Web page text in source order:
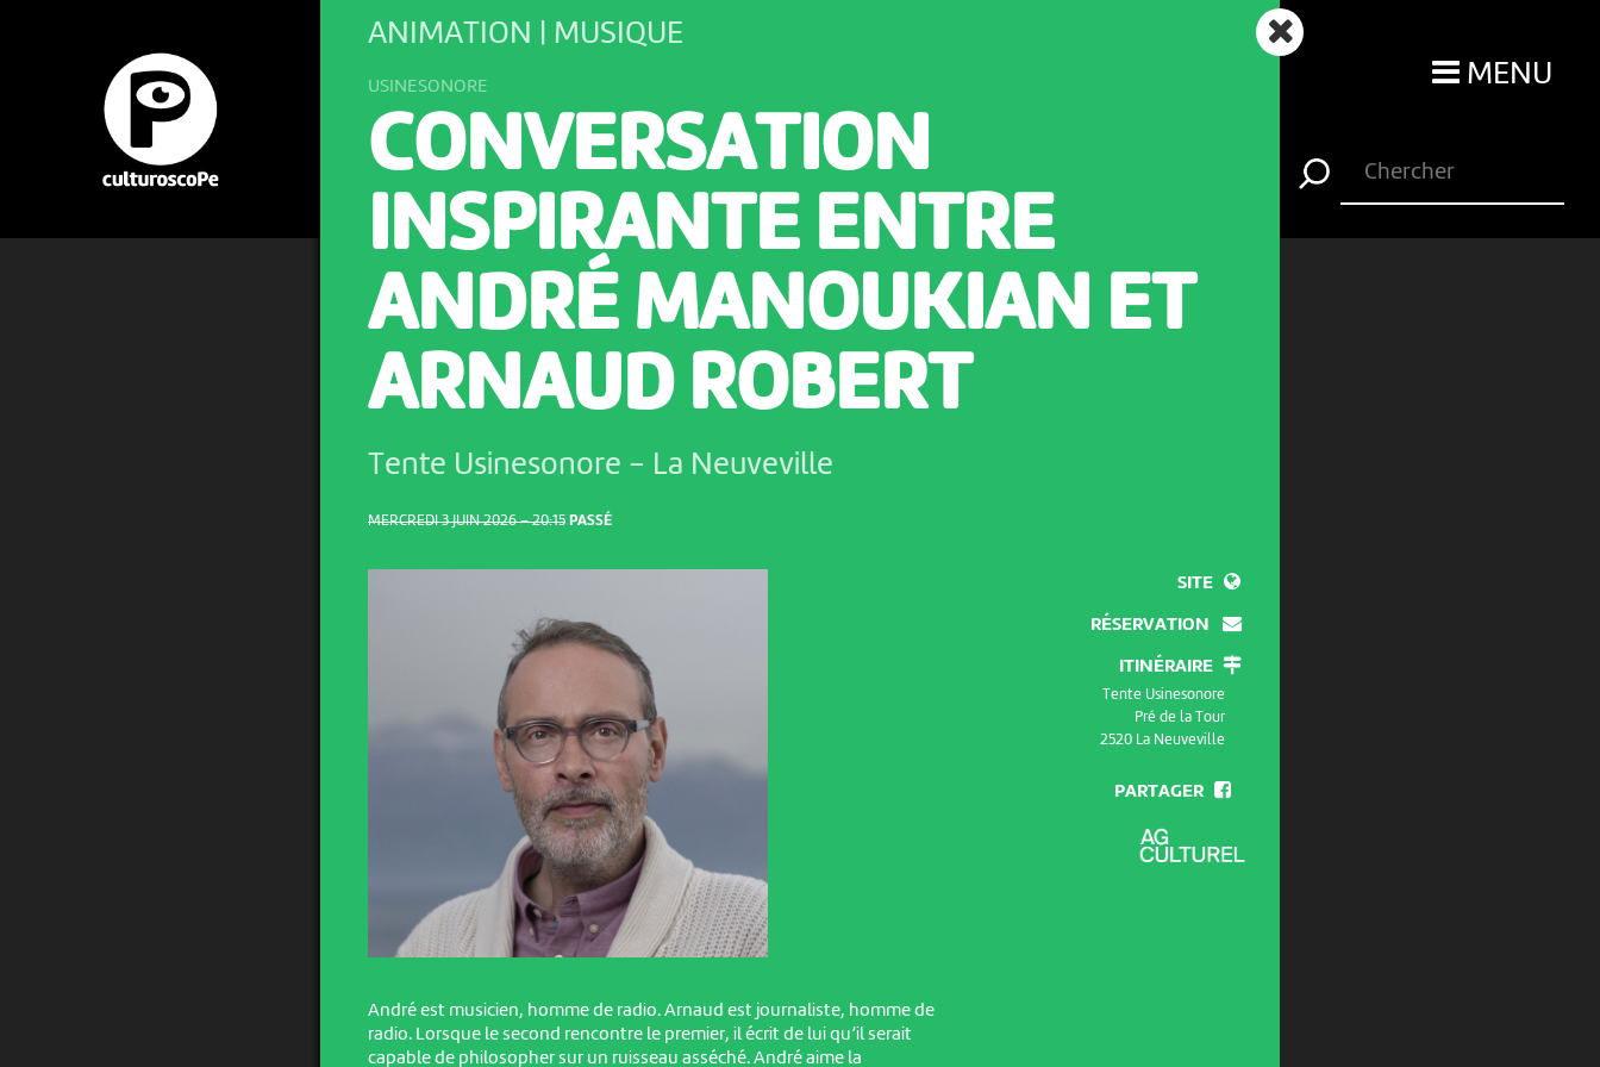
MENU
MERCREDI 3 JUIN 2026 – 20:15 PASSÉ
ANIMATION | MUSIQUE
USINESONORE
CONVERSATION
INSPIRANTE ENTRE
ANDRÉ MANOUKIAN ET
ARNAUD ROBERT
Tente Usinesonore - La Neuveville
André est musicien, homme de radio. Arnaud est journaliste, homme de
radio. Lorsque le second rencontre le premier, il écrit de lui qu’il serait
capable de philosopher sur un ruisseau asséché. André aime la
SITE
RÉSERVATION
ITINÉRAIRE
Tente Usinesonore
Pré de la Tour
2520 La Neuveville
PARTAGER